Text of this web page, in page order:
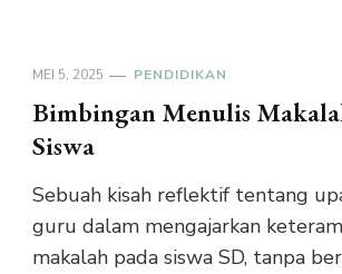
MEI 5, 2025 PENDIDIKAN
Bimbingan Menulis
Siswa
Sebuah kisah reflektif tentang
guru dalam mengajarkan
makalah pada siswa SD, tanpa